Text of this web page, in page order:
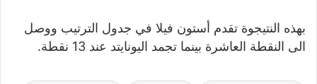
بهذه النتيجوة تقدم أستون فيلا في جدول الترتيب ووصل
الى النقطة العاشرة بينما تجمد اليونايتد عند 13 نقطة.